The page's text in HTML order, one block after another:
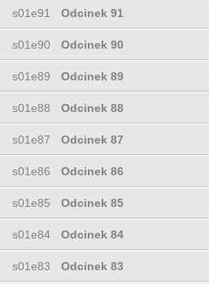
s01e91 Odcinek 91
s01e90 Odcinek 90
s01e89 Odcinek 89
s01e88 Odcinek 88
s01e87 Odcinek 87
s01e86 Odcinek 86
s01e85 Odcinek 85
s01e84 Odcinek 84
s01e83 Odcinek 83